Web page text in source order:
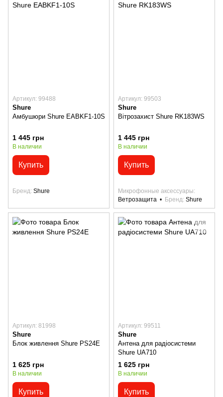
Артикул: 99488
Shure
Амбушюри Shure EABKF1-10S
1 445 грн
В наличии
Купить
Бренд Shure
Артикул: 99503
Shure
Вітрозахист Shure RK183WS
1 445 грн
В наличии
Купить
Микрофонные аксессуары
Ветрозащита
Бренд Shure
Артикул: 81998
Shure
Блок живлення Shure PS24E
1 625 грн
В наличии
Купить
Артикул: 99511
Shure
Антена для радіосистеми
Shure UA710
1 625 грн
В наличии
Купить